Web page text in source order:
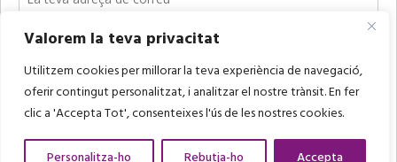
Valorem la teva privacitat
Utilitzem cookies per millorar la teva experiència de navegació,
oferir contingut personalitzat, i analitzar el nostre trànsit. En fer
clic a 'Accepta Tot', consenteixes l'ús de les nostres cookies.